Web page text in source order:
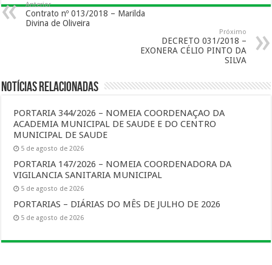
Anterior
Contrato nº 013/2018 – Marilda
Divina de Oliveira
Próximo
DECRETO 031/2018 –
EXONERA CÉLIO PINTO DA
SILVA
Notícias Relacionadas
PORTARIA 344/2026 – NOMEIA COORDENAÇAO DA
ACADEMIA MUNICIPAL DE SAUDE E DO CENTRO
MUNICIPAL DE SAUDE
5 de agosto de 2026
PORTARIA 147/2026 – NOMEIA COORDENADORA DA
VIGILANCIA SANITARIA MUNICIPAL
5 de agosto de 2026
PORTARIAS – DIÁRIAS DO MÊS DE JULHO DE 2026
5 de agosto de 2026